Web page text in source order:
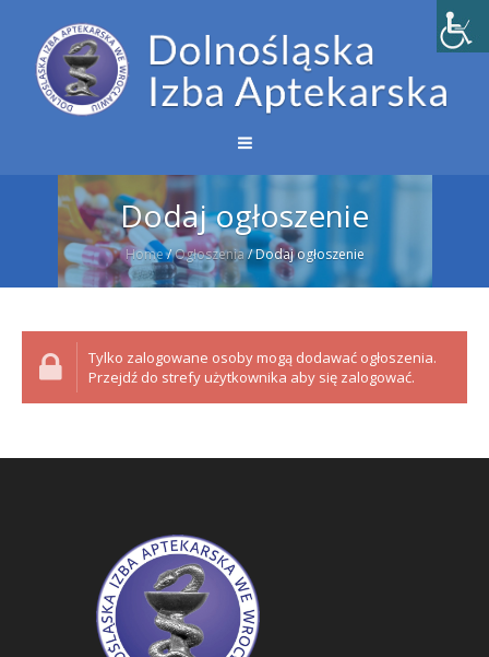
Dodaj ogłoszenie
Home/Ogłoszenia/Dodaj ogłoszenie
Tylko zalogowane osoby mogą dodawać ogłoszenia.
Przejdź do strefy użytkownika aby się zalogować.